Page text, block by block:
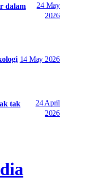
dalam
24 May
2026
14 May 2026
tak
24 April
2026